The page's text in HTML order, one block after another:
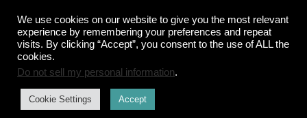
Send Message
© Korea Information Center for The 3Rs
We use cookies on our website to give you the most relevant
experience by remembering your preferences and repeat
visits. By clicking “Accept”, you consent to the use of ALL the
cookies.
Do not sell my personal information.
Cookie Settings Accept